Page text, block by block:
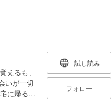
理と甘や
と
バー下画
ガンマ
るも、
いが一切
試し読み
フォロー